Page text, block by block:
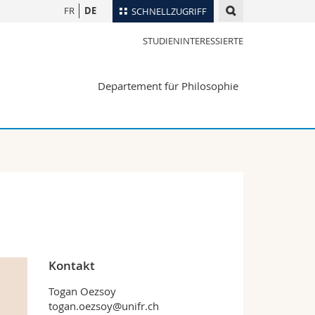
SCHNELLZUGRIFF
Bibliotheken
Vorlesungsverzeichnis
FR DE
STUDIENINTERESSIERTE
Departement für Philosophie
Kontakt
Togan Oezsoy
togan.oezsoy@unifr.ch